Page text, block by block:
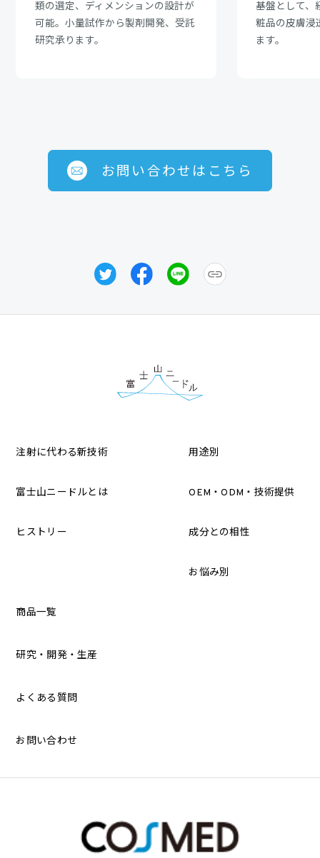
類の選定、ディメンションの設計が
可能。小量試作から製剤開発、受託
研究承ります。
基盤として、
粧品の皮膚浸
ます。
お問い合わせはこちら
注射に代わる新技術
富士山ニードルとは
ヒストリー
用途別
OEM・ODM・技術提供
成分との相性
お悩み別
商品一覧
研究・開発・生産
よくある質問
お問い合わせ